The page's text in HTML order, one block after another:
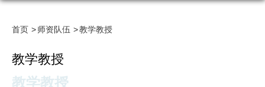
首页 师资队伍 教学教授
教学教授
教学教授